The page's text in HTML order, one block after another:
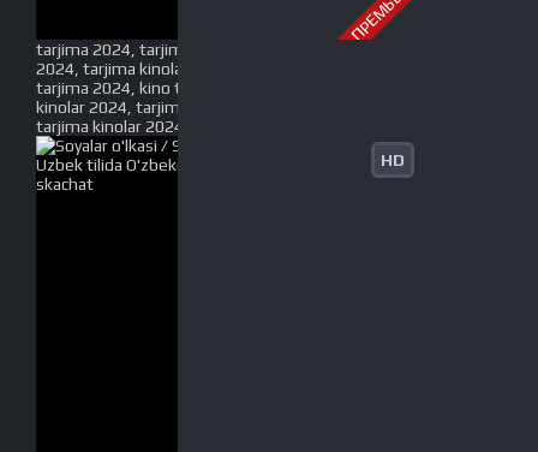
tarjima 2024, tarjima kinolar 2024, uzbek tarjima
2024, tarjima kinolar tilida tilida 2024, uzbek tilida
tarjima 2024, kino tarjima 2024, uzbek tarjima
kinolar 2024, tarjima kinolar 2024 uzbek tilida,
tarjima kinolar 2024 o zbek, tarjima kinolar 2024
HD